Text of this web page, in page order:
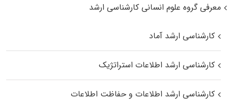
معرفی گروه علوم انسانی کارشناسی ارشد
کارشناسی ارشد آماد
کارشناسی ارشد اطلاعات استراتژیک
کارشناسی ارشد اطلاعات و حفاظت اطلاعات